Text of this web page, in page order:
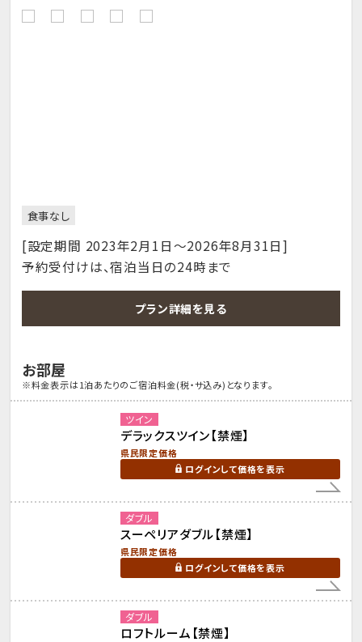
食事なし
[設定期間 2023年2月1日～2026年8月31日]
予約受付けは、宿泊当日の24時まで
プラン詳細を見る
お部屋
※料金表示は1泊あたりのご宿泊料金(税・サ込み)となります。
ツイン
デラックスツイン【禁煙】
県民限定価格
ログインして価格を表示
ダブル
スーペリアダブル【禁煙】
県民限定価格
ログインして価格を表示
ダブル
ロフトルーム【禁煙】